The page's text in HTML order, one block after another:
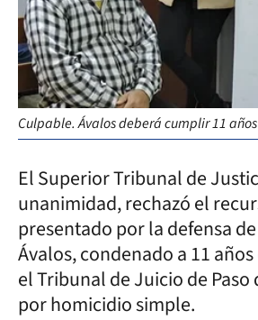
Culpable. Ávalos deberá cumplir 11
El Superior Tribunal de
unanimidad, rechazó el
presentado por la defensa
Ávalos, condenado a 11
el Tribunal de Juicio de Paso
por homicidio simple.